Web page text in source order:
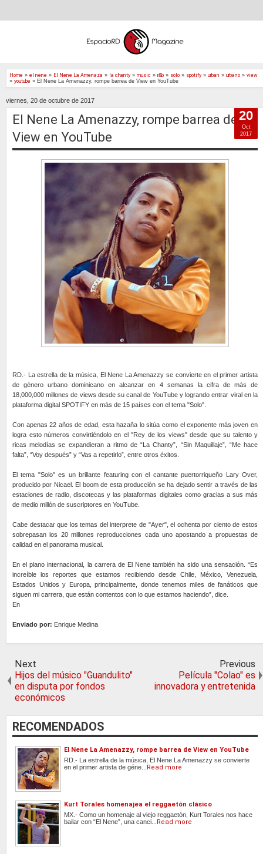
Home » el nene » El Nene La Amenaza » la chanty » music » r&b » solo » spotify » urban » urbano » view
» youtube » El Nene La Amenazzy, rompe barrea de View en YouTube
viernes, 20 de octubre de 2017
El Nene La Amenazzy, rompe barrea de
View en YouTube
RD.- La estrella de la música, El Nene La Amenazzy se convierte en el primer artista
de género urbano dominicano en alcanzar en 4 semanas la cifra de más de
18,000,000 millones de views desde su canal de YouTube y logrando entrar viral en la
plataforma digital SPOTIFY en más de 15 países con el tema "Solo".
Con apenas 22 años de edad, esta hazaña lo sitúa como el exponente más joven en
logra esto números convirtiéndolo en el "Rey de los views" desde que su talento y
ricas melodías se expandieran a ritmo de “La Chanty”, “Sin Maquillaje”, “Me hace
falta”, “Voy después” y “Vas a repetirlo”, entre otros éxitos.
El tema "Solo" es un brillante featuring con el cantante puertorriqueño Lary Over,
producido por Nicael. El boom de esta producción se ha dejado sentir a través de las
estaciones de radio, discotecas y las plataformas digitales como gracias a sus más
de medio millón de suscriptores en YouTube.
Cabe destacar que los temas del interprete de "Ayer", el ochenta por ciento de estos
sobrepasan los 20 millones reproducciones cada uno apostando a propuestas de
calidad en el panorama musical.
En el plano internacional, la carrera de El Nene también ha sido una sensación. “Es
increíble los reportes que estamos recibiendo desde Chile, México, Venezuela,
Estados Unidos y Europa, principalmente, donde tenemos miles de fanáticos que
siguen mi carrera, que están contentos con lo que estamos haciendo”, dice.
En
Enviado por: Enrique Medina
20
Oct
2017
Next
Hijos del músico "Guandulito"
en disputa por fondos
económicos
Previous
Película "Colao" es
innovadora y entretenida
RECOMENDADOS
El Nene La Amenazzy, rompe barrea de View en YouTube
RD.- La estrella de la música, El Nene La Amenazzy se convierte
en el primer artista de géne...
Read more
Kurt Torales homenajea el reggaetón clásico
MX.- Como un homenaje al viejo reggaetón, Kurt Torales nos hace
bailar con “El Nene”, una canci...
Read more